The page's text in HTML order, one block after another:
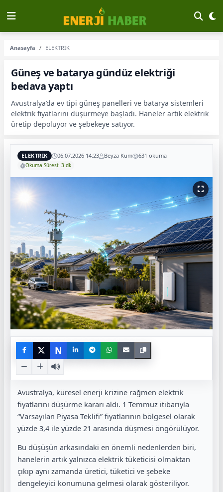
Anasayfa ELEKTRİK
Güneş ve batarya gündüz elektriği
bedava yaptı
Avustralya’da ev tipi güneş panelleri ve batarya sistemleri
elektrik fiyatlarını düşürmeye başladı. Haneler artık elektrik
üretip depoluyor ve şebekeye satıyor.
ELEKTRİK 06.07.2026 14:23 Beyza Kum 631 okuma
Okuma Süresi: 3 dk
N
Avustralya, küresel enerji krizine rağmen elektrik
fiyatlarını düşürme kararı aldı. 1 Temmuz itibarıyla
“Varsayılan Piyasa Teklifi” fiyatlarının bölgesel olarak
yüzde 3,4 ile yüzde 21 arasında düşmesi öngörülüyor.
Bu düşüşün arkasındaki en önemli nedenlerden biri,
hanelerin artık yalnızca elektrik tüketicisi olmaktan
çıkıp aynı zamanda üretici, tüketici ve şebeke
dengeleyici konumuna gelmesi olarak gösteriliyor.